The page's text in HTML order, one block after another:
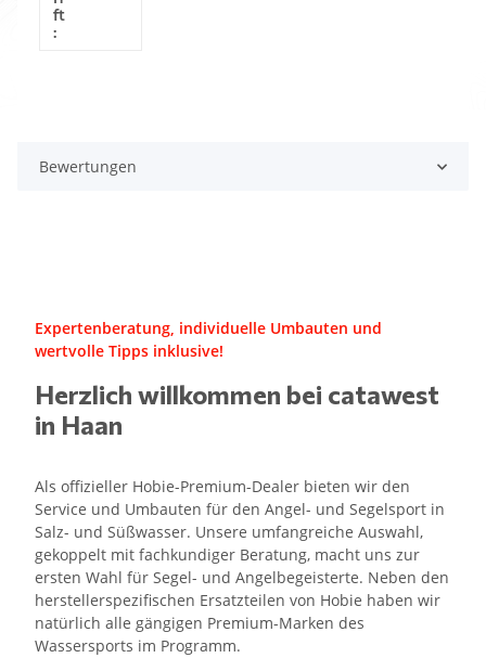
ft
:
Bewertungen
Expertenberatung, individuelle Umbauten und
wertvolle Tipps inklusive!
Herzlich willkommen bei catawest
in Haan
Als offizieller Hobie-Premium-Dealer bieten wir den
Service und Umbauten für den Angel- und Segelsport in
Salz- und Süßwasser. Unsere umfangreiche Auswahl,
gekoppelt mit fachkundiger Beratung, macht uns zur
ersten Wahl für Segel- und Angelbegeisterte. Neben den
herstellerspezifischen Ersatzteilen von Hobie haben wir
natürlich alle gängigen Premium-Marken des
Wassersports im Programm.